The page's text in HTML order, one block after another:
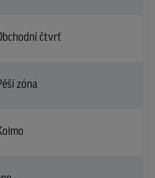
čtvrť
zóna